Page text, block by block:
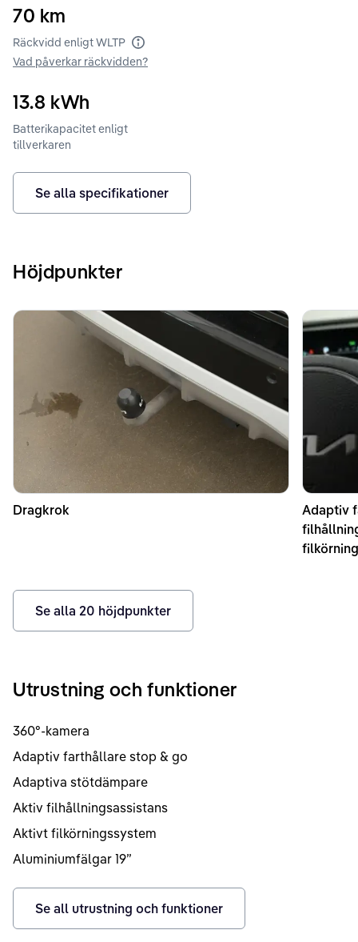
70 km
Räckvidd enligt WLTP
Vad påverkar räckvidden?
13.8 kWh
Batterikapacitet enligt
tillverkaren
Se alla specifikationer
Höjdpunkter
Dragkrok
Adaptiv
Se alla 20 höjdpunkter
Utrustning och funktioner
360°-kamera
Adaptiv farthållare stop & go
Adaptiva stötdämpare
Aktiv filhållningsassistans
Aktivt filkörningssystem
Aluminiumfälgar 19”
Se all utrustning och funktioner